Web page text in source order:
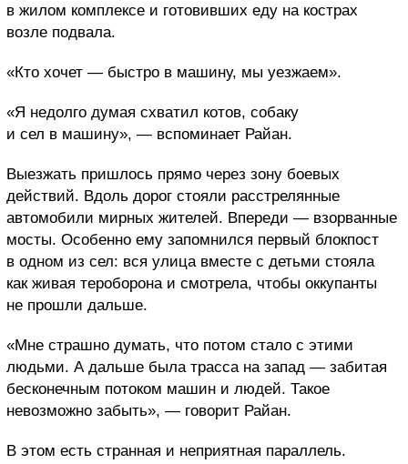
в жилом комплексе и готовивших еду на кострах
возле подвала.
«Кто хочет — быстро в машину, мы уезжаем».
«Я недолго думая схватил котов, собаку
и сел в машину», — вспоминает Райан.
Выезжать пришлось прямо через зону боевых
действий. Вдоль дорог стояли расстрелянные
автомобили мирных жителей. Впереди — взорванные
мосты. Особенно ему запомнился первый блокпост
в одном из сел: вся улица вместе с детьми стояла
как живая тероборона и смотрела, чтобы оккупанты
не прошли дальше.
«Мне страшно думать, что потом стало с этими
людьми. А дальше была трасса на запад — забитая
бесконечным потоком машин и людей. Такое
невозможно забыть», — говорит Райан.
В этом есть странная и неприятная параллель.